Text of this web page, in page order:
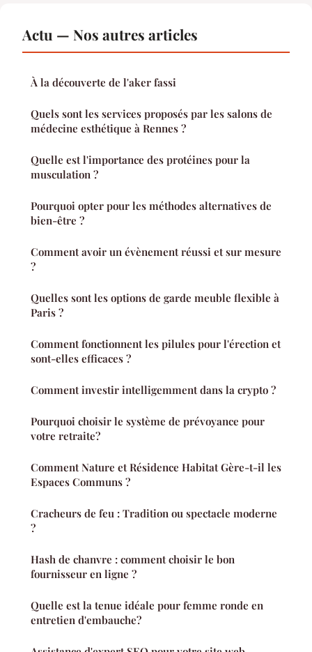
Actu — Nos autres articles
À la découverte de l'aker fassi
Quels sont les services proposés par les salons de
médecine esthétique à Rennes ?
Quelle est l'importance des protéines pour la
musculation ?
Pourquoi opter pour les méthodes alternatives de
bien-être ?
Comment avoir un évènement réussi et sur mesure
?
Quelles sont les options de garde meuble flexible à
Paris ?
Comment fonctionnent les pilules pour l'érection et
sont-elles efficaces ?
Comment investir intelligemment dans la crypto ?
Pourquoi choisir le système de prévoyance pour
votre retraite?
Comment Nature et Résidence Habitat Gère-t-il les
Espaces Communs ?
Cracheurs de feu : Tradition ou spectacle moderne
?
Hash de chanvre : comment choisir le bon
fournisseur en ligne ?
Quelle est la tenue idéale pour femme ronde en
entretien d'embauche?